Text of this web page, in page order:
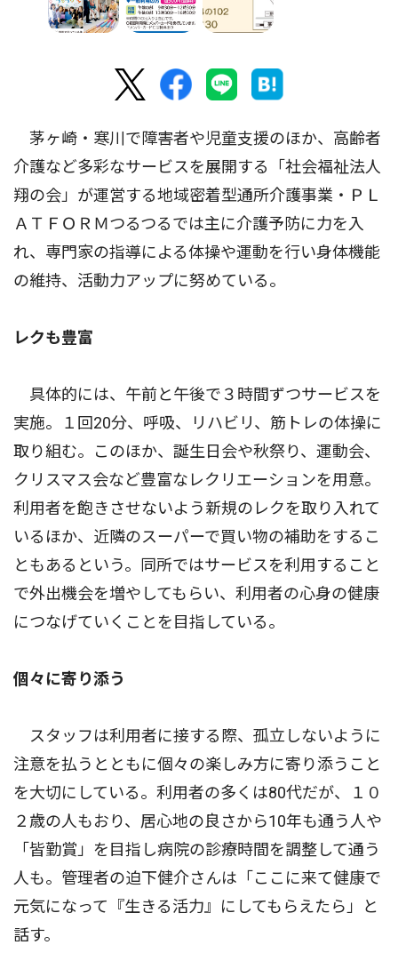
茅ヶ崎・寒川で障害者や児童支援のほか、高齢者
介護など多彩なサービスを展開する「社会福祉法人
翔の会」が運営する地域密着型通所介護事業・ＰＬ
ＡＴＦＯＲＭつるつるでは主に介護予防に力を入
れ、専門家の指導による体操や運動を行い身体機能
の維持、活動力アップに努めている。
レクも豊富
具体的には、午前と午後で３時間ずつサービスを
実施。１回20分、呼吸、リハビリ、筋トレの体操に
取り組む。このほか、誕生日会や秋祭り、運動会、
クリスマス会など豊富なレクリエーションを用意。
利用者を飽きさせないよう新規のレクを取り入れて
いるほか、近隣のスーパーで買い物の補助をするこ
ともあるという。同所ではサービスを利用すること
で外出機会を増やしてもらい、利用者の心身の健康
につなげていくことを目指している。
個々に寄り添う
スタッフは利用者に接する際、孤立しないように
注意を払うとともに個々の楽しみ方に寄り添うこと
を大切にしている。利用者の多くは80代だが、１０
２歳の人もおり、居心地の良さから10年も通う人や
「皆勤賞」を目指し病院の診療時間を調整して通う
人も。管理者の迫下健介さんは「ここに来て健康で
元気になって『生きる活力』にしてもらえたら」と
話す。